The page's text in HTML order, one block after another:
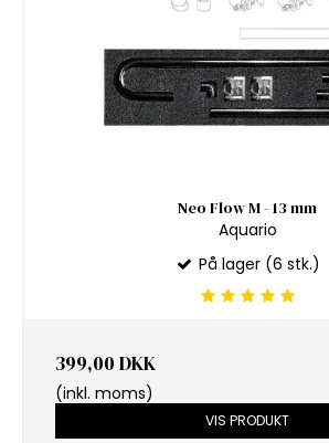
Neo Flow M - 13 mm
Aquario
På lager (6 stk.)
399,00 DKK
(inkl. moms)
VIS PRODUKT